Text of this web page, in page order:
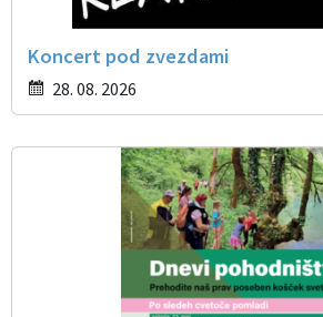
Koncert pod zvezdami
28. 08. 2026